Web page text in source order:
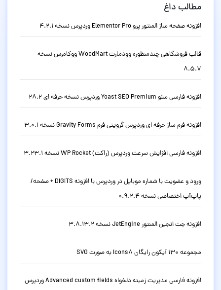
مطالب داغ
افزونه صفحه ساز المنتور پرو Elementor Pro وردپرس نسخه 4.2.1
قالب فروشگاهی چندمنظوره وودمارت WoodMart ووکامرس نسخه
8.5.7
افزونه فارسی سئو Yoast SEO Premium وردپرس نسخه حرفه ای 28.2
افزونه فرم ساز حرفه ای وردپرس گرویتی فرم Gravity Forms نسخه 3.0.1
افزونه فارسی افزایش سرعت وردپرس (راکت) WP Rocket نسخه 3.23.1
ورود و عضویت با شماره موبایل در وردپرس با افزونه DIGITS + صفحه/
پاپ‌آپ اختصاصی نسخه 0.9.2.4
افزونه جت انجین المنتور JetEngine نسخه 3.8.13.2
مجموعه 130 آیکون رایگان Icons8 به صورت SVG
افزونه فارسی مدیریت زمینه دلخواه Advanced custom fields وردپرس